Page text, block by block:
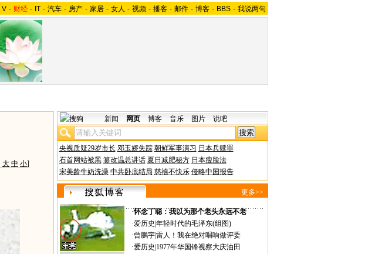
V - 财经 - IT - 汽车 - 房产 - 家居 - 女人 - 视频 - 播客 - 邮件 - 博客 - BBS - 我说两句
大 中 小]
新闻 网页 博客 音乐 图片 说吧
央视质疑29岁市长 邓玉娇失踪 朝鲜军事演习 日本兵赎罪
石首网站被黑 篡改温总讲话 夏日减肥秘方 日本瘦脸法
宋美龄牛奶洗澡 中共卧底结局 慈禧不快乐 侵略中国报告
更多>>
·怀念丁聪：我以为那个老头永远不老
·爱历史 年轻时代的毛泽东(组图)
·曾鹏宇|雷人！我在绝对唱响做评委
·爱历史 1977年华国锋视察大庆油田